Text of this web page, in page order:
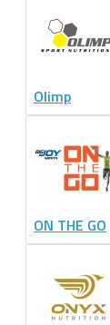
Olimp
ON THE GO